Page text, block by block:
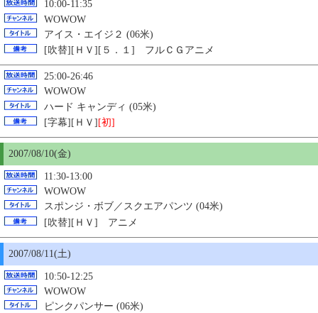
10:00-11:35
WOWOW
アイス・エイジ２ (06米)
[吹替][ＨＶ][５．１] フルＣＧアニメ
25:00-26:46
WOWOW
ハード キャンディ (05米)
[字幕][ＨＶ] [初]
2007/08/10(金)
11:30-13:00
WOWOW
スポンジ・ボブ／スクエアパンツ (04米)
[吹替][ＨＶ] アニメ
2007/08/11(土)
10:50-12:25
WOWOW
ピンクパンサー (06米)